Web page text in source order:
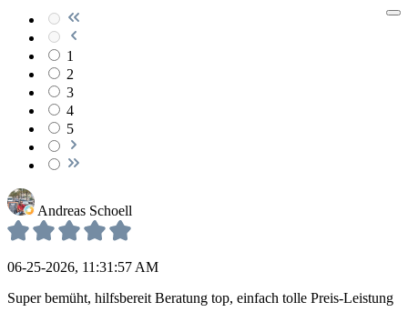
1
2
3
4
5
Andreas Schoell
06-25-2026, 11:31:57 AM
Super bemüht, hilfsbereit Beratung top, einfach tolle Preis-Leistung